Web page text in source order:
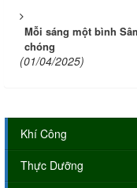
Mỗi sáng một bình
chóng
(01/04/2025)
Khí Công
Thực Dưỡng